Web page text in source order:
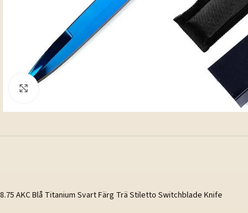
8.75 AKC Blå Titanium Svart Färg Trä Stiletto Switchblade Knife